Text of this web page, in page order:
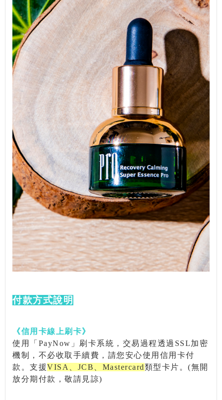
付款方式說明
《信用卡線上刷卡》
使用「 PayNow 」刷卡系統，交易過程透過 SSL加密
機制，不必收取手續費，請您安心使用信用卡付
款。支援VISA JCB Mastercard類型卡片。 (無開
放分期付款，敬請見諒)